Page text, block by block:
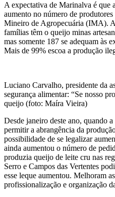
A expectativa de Marinalva é que
aumento no número de
Mineiro de Agropecuária (IMA).
famílias têm o queijo minas
mas somente 187 se adequam às
Mais de 99% escoa a produção
Luciano Carvalho, presidente da
segurança alimentar: “Se nosso
queijo (foto: Maíra Vieira)
Desde janeiro deste ano, quando
permitir a abrangência da
possibilidade de se legalizar
ainda aumentou o número de
produzia queijo de leite cru nas
Serro e Campos das Vertentes
esse leque aumentou. Melhoram
profissionalização e organização